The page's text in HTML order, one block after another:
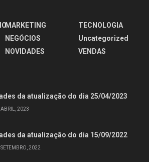
MARKETING
NEGÓCIOS
NOVIDADES
TECNOLOGIA
Uncategorized
VENDAS
da atualização do dia 25/04/2023
ABRIL, 2023
da atualização do dia 15/09/2022
2022